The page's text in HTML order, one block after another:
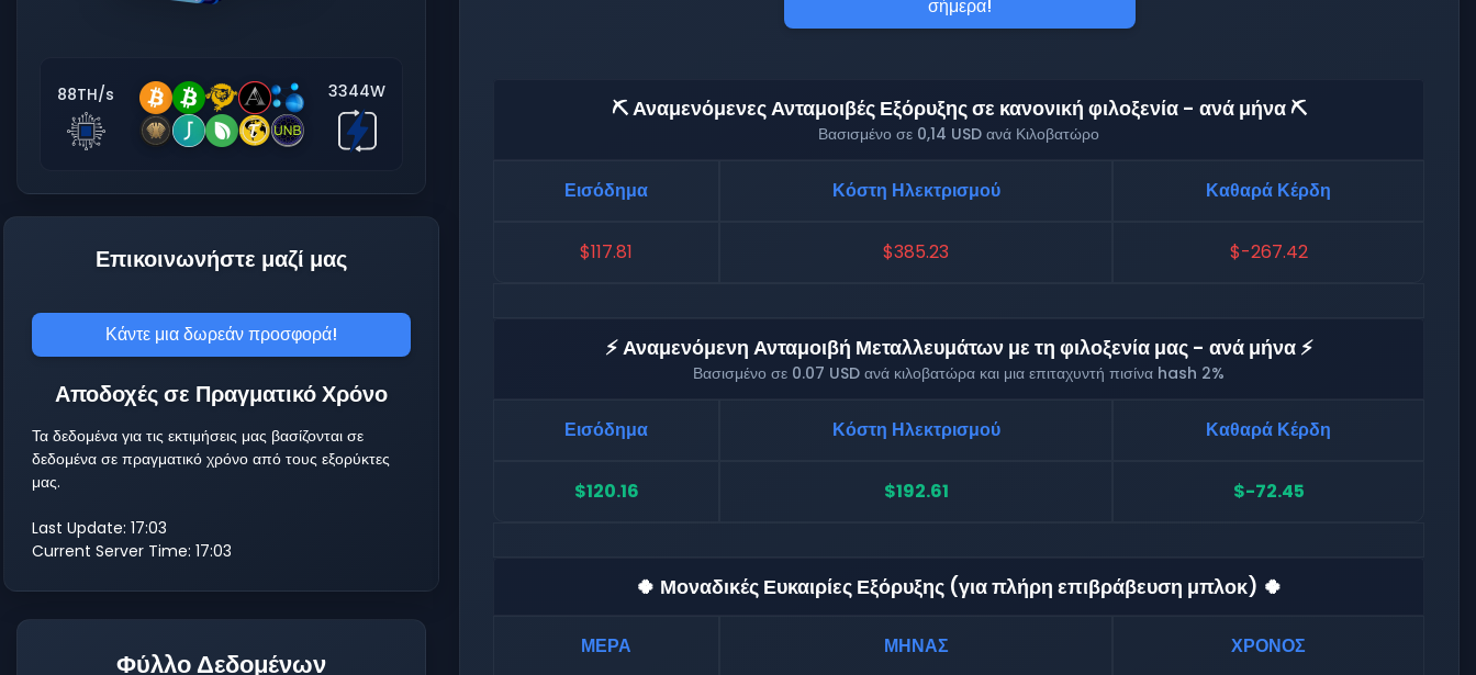
88TH/s 3344W
Επικοινωνήστε μαζί μας
Κάντε μια δωρεάν προσφορά!
Αποδοχές σε Πραγματικό Χρόνο
Τα δεδομένα για τις εκτιμήσεις μας βασίζονται σε
δεδομένα σε πραγματικό χρόνο από τους εξορύκτες
μας.
Last Update: 17:03
Current Server Time: 17:03
Φύλλο Δεδομένων
σήμερα!
⛏️ Αναμενόμενες Ανταμοιβές Εξόρυξης σε κανονική φιλοξενία - ανά μήνα ⛏️
Βασισμένο σε 0,14 USD ανά Κιλοβατώρο
Εισόδημα Κόστη Ηλεκτρισμού Καθαρά Κέρδη
$117.81 $385.23 $-267.42
⚡ Αναμενόμενη Ανταμοιβή Μεταλλευμάτων με τη φιλοξενία μας - ανά μήνα ⚡
Βασισμένο σε 0.07 USD ανά κιλοβατώρα και μια επιταχυντή πισίνα hash 2%
Εισόδημα Κόστη Ηλεκτρισμού Καθαρά Κέρδη
$120.16 $192.61 $-72.45
🍀 Μοναδικές Ευκαιρίες Εξόρυξης (για πλήρη επιβράβευση μπλοκ) 🍀
ΜΕΡΑ ΜΗΝΑΣ ΧΡΟΝΟΣ